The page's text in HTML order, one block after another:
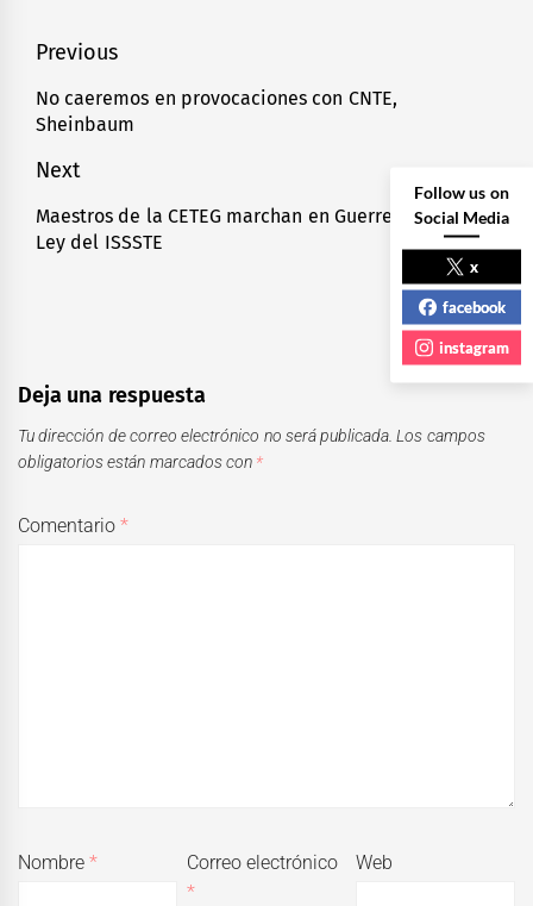
Navegación
de
entradas
Previous
Previous
post:
No caeremos en provocaciones con CNTE,
Sheinbaum
Next
Next
post:
Maestros de la CETEG marchan en Guerrero, contra
Ley del ISSSTE
Deja una respuesta
Tu dirección de correo electrónico no será publicada. Los campos
obligatorios están marcados con *
Comentario*
Nombre*
Correo electrónico
*
Web
Follow us on
Social Media
x
facebook
instagram